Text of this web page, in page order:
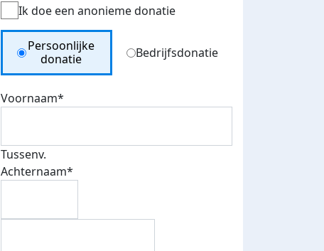
Ik doe een anonieme donatie
Donation Type
Persoonlijke
donatie
Bedrijfsdonatie
Voornaam*
Tussenv.
Achternaam*